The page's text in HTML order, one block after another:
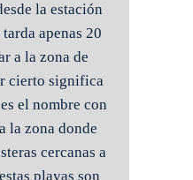
la estación
apenas 20
a la zona de
cierto significa
el nombre con
la zona donde
cercanas a
playas son